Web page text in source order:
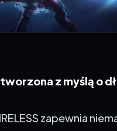
przełącznikom Kailh